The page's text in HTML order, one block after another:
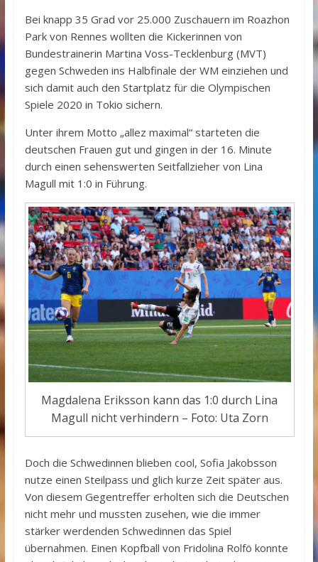
Bei knapp 35 Grad vor 25.000 Zuschauern im Roazhon
Park von Rennes wollten die Kickerinnen von
Bundestrainerin Martina Voss-Tecklenburg (MVT)
gegen Schweden ins Halbfinale der WM einziehen und
sich damit auch den Startplatz für die Olympischen
Spiele 2020 in Tokio sichern.
Unter ihrem Motto „allez maximal“ starteten die
deutschen Frauen gut und gingen in der 16. Minute
durch einen sehenswerten Seitfallzieher von Lina
Magull mit 1:0 in Führung.
Magdalena Eriksson kann das 1:0 durch Lina
Magull nicht verhindern – Foto: Uta Zorn
Doch die Schwedinnen blieben cool, Sofia Jakobsson
nutze einen Steilpass und glich kurze Zeit später aus.
Von diesem Gegentreffer erholten sich die Deutschen
nicht mehr und mussten zusehen, wie die immer
stärker werdenden Schwedinnen das Spiel
übernahmen. Einen Kopfball von Fridolina Rolfö konnte